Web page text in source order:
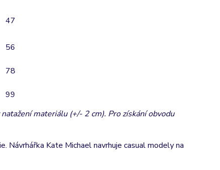
47
56
78
99
materiálu (+/- 2 cm). Pro získání obvodu
Návrhářka Kate Michael navrhuje casual modely na